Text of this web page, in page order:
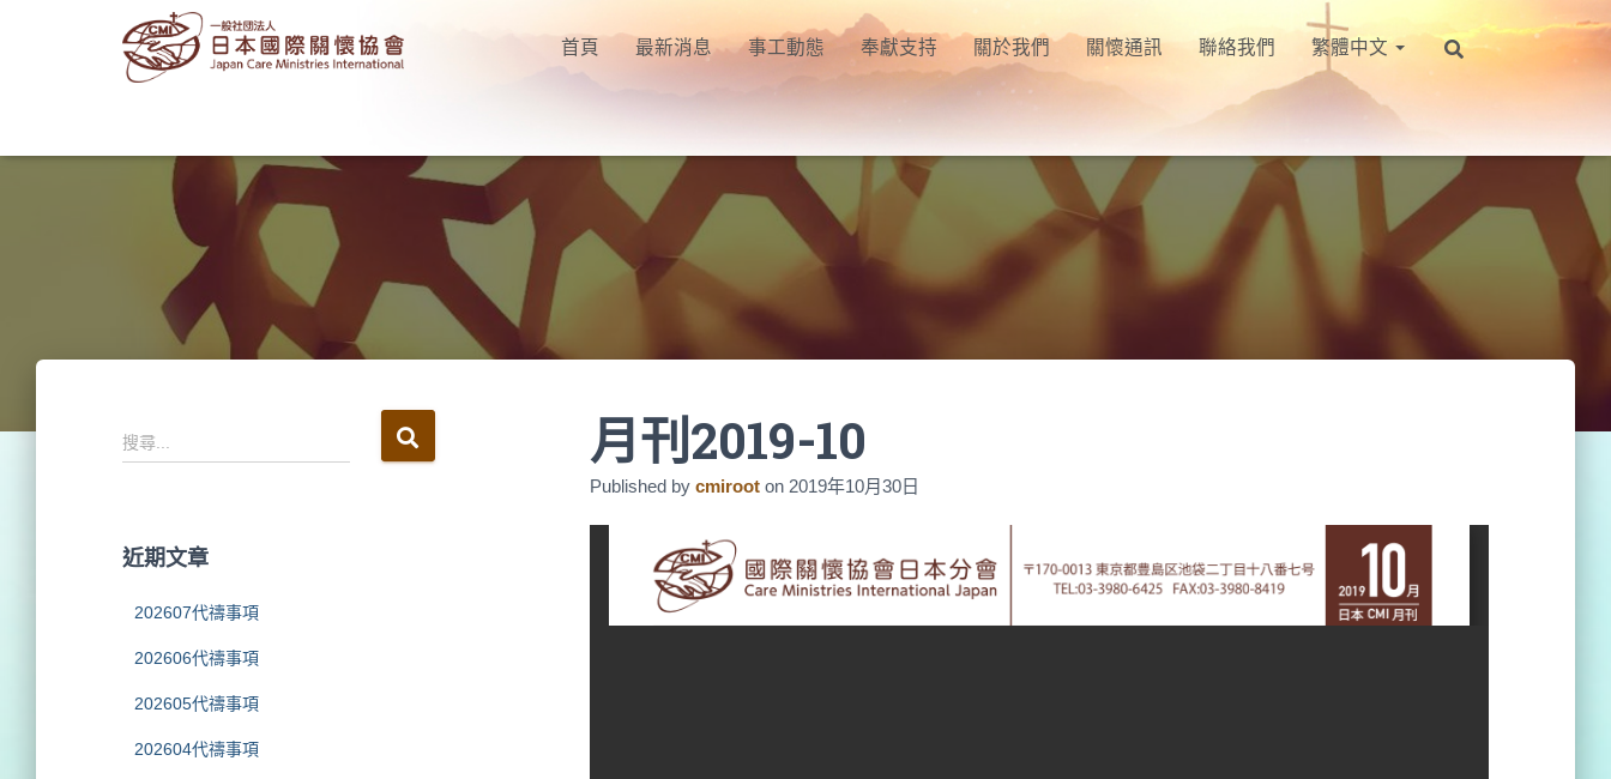
首頁 最新消息 事工動態 奉獻支持 關於我們 關懷通訊 聯絡我們 繁體中文
搜
尋
:
搜尋...
近期文章
202607代禱事項
202606代禱事項
202605代禱事項
202604代禱事項
月刊2019-10
Published by cmiroot on 2019年10月30日